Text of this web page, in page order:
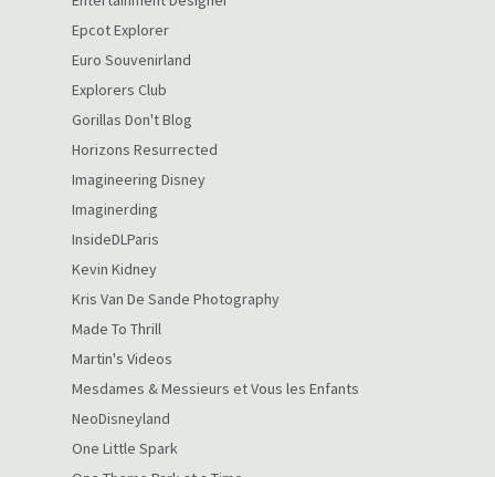
Epcot Explorer
Euro Souvenirland
Explorers Club
Gorillas Don't Blog
Horizons Resurrected
Imagineering Disney
Imaginerding
InsideDLParis
Kevin Kidney
Kris Van De Sande Photography
Made To Thrill
Martin's Videos
Mesdames & Messieurs et Vous les Enfants
NeoDisneyland
One Little Spark